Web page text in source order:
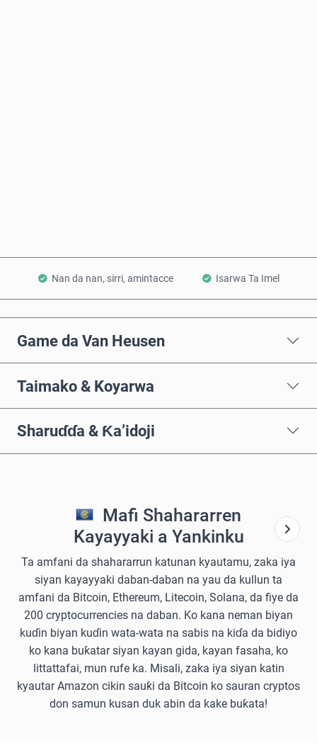
Nan da nan, sirri, amintacce Isarwa Ta Imel
Game da Van Heusen
Taimako & Koyarwa
Sharuɗɗa & Ƙa’idoji
Mafi Shahararren
Kayayyaki a Yankinku
Ta amfani da shahararrun katunan kyautamu, zaka iya
siyan kayayyaki daban-daban na yau da kullun ta
amfani da Bitcoin, Ethereum, Litecoin, Solana, da fiye da
200 cryptocurrencies na daban. Ko kana neman biyan
kuɗin biyan kuɗin wata-wata na sabis na kiɗa da bidiyo
ko kana buƙatar siyan kayan gida, kayan fasaha, ko
littattafai, mun rufe ka. Misali, zaka iya siyan katin
kyautar Amazon cikin sauƙi da Bitcoin ko sauran cryptos
don samun kusan duk abin da kake buƙata!